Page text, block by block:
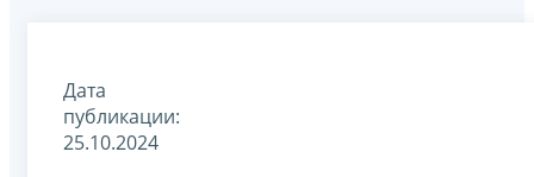
Дата
публикации:
25.10.2024